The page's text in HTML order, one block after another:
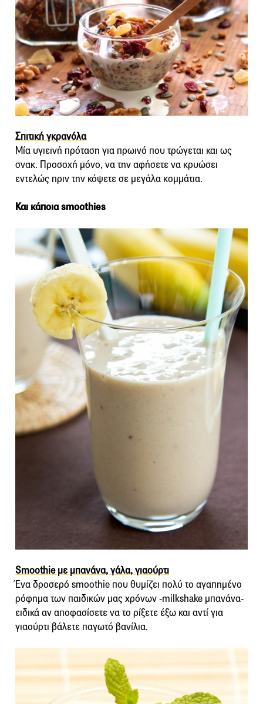
Σπιτική γκρανόλα
Μία υγιεινή πρόταση για πρωινό που τρώγεται και ως
σνακ. Προσοχή μόνο, να την αφήσετε να κρυώσει
εντελώς πριν την κόψετε σε μεγάλα κομμάτια.
Και κάποια smoothies
Smoothie με μπανάνα, γάλα, γιαούρτι
Ένα δροσερό smoothie που θυμίζει πολύ το αγαπημένο
ρόφημα των παιδικών μας χρόνων -milkshake μπανάνα-
ειδικά αν αποφασίσετε να το ρίξετε έξω και αντί για
γιαούρτι βάλετε παγωτό βανίλια.